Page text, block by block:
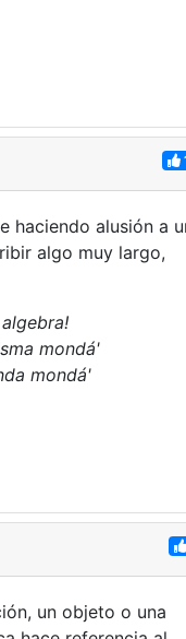
haciendo alusión a
algo muy largo,
mondá'
mondá'
un objeto o una